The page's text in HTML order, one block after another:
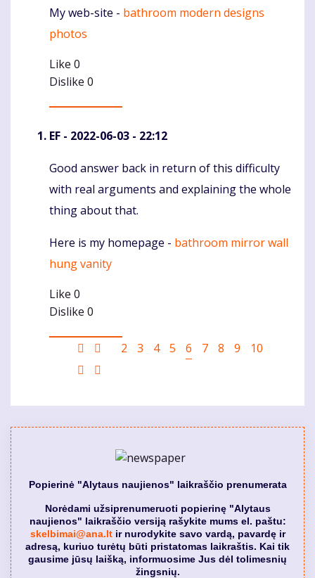
My web-site - bathroom modern designs
photos
Like 0
Dislike 0
EF - 2022-06-03 - 22:12
Komentaras
Good answer back in return of this difficulty
with real arguments and explaining the whole
thing about that.
Here is my homepage - bathroom mirror wall
hung vanity
Like 0
Dislike 0
Pagination
First
page
Ankstesnis
Puslapis
2 Puslapis
3 Puslapis
4 Puslapis
5
Current
6 Puslapis
7 Puslapis
8 Puslapis
9 Puslapis
10
Sekantis
Popierinė "Alytaus naujienos" laikraščio prenumerata
Norėdami užsiprenumeruoti popierinę "Alytaus
naujienos" laikraščio versiją rašykite mums el. paštu:
skelbimai@ana.ltir nurodykite savo vardą, pavardę ir
adresą, kuriuo turėtų būti pristatomas laikraštis. Kai tik
gausime jūsų laišką, informuosime Jus dėl tolimesnių
žingsnių.